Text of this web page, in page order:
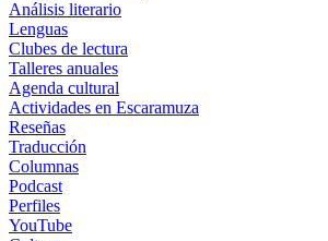
Análisis literario
Lenguas
Clubes de lectura
Talleres anuales
Agenda cultural
Actividades en Escaramuza
Reseñas
Traducción
Columnas
Podcast
Perfiles
YouTube